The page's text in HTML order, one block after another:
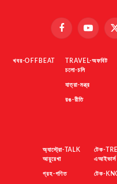
FacebookYouTube
খবর-OFFBEAT
TRAVEL-অফবিট
চলো-চলি
যাত্রা-মন্ত্র
রঙ-রীতি
অ্যাস্ট্রো-TALK
আয়ুরেখা
গ্রহ-গণিত
টেক-
এআইভার্স
টেক-